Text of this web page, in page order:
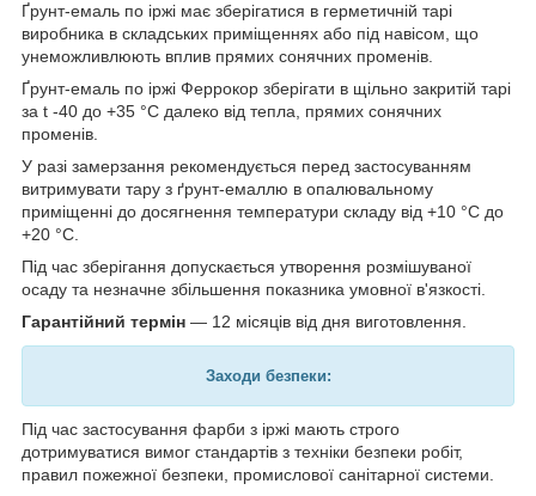
Ґрунт-емаль по іржі має зберігатися в герметичній тарі
виробника в складських приміщеннях або під навісом, що
унеможливлюють вплив прямих сонячних променів.
Ґрунт-емаль по іржі Феррокор зберігати в щільно закритій тарі
за t -40 до +35 °C далеко від тепла, прямих сонячних
променів.
У разі замерзання рекомендується перед застосуванням
витримувати тару з ґрунт-емаллю в опалювальному
приміщенні до досягнення температури складу від +10 °C до
+20 °C.
Під час зберігання допускається утворення розмішуваної
осаду та незначне збільшення показника умовної в'язкості.
Гарантійний термін — 12 місяців від дня виготовлення.
Заходи безпеки:
Під час застосування фарби з іржі мають строго
дотримуватися вимог стандартів з техніки безпеки робіт,
правил пожежної безпеки, промислової санітарної системи.